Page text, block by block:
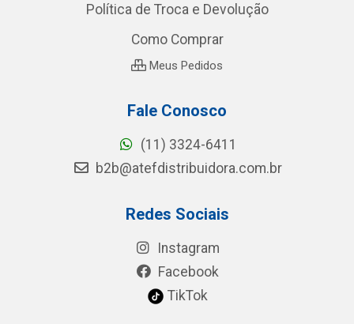
Política de Troca e Devolução
Como Comprar
Meus Pedidos
Fale Conosco
(11) 3324-6411
b2b@atefdistribuidora.com.br
Redes Sociais
Instagram
Facebook
TikTok